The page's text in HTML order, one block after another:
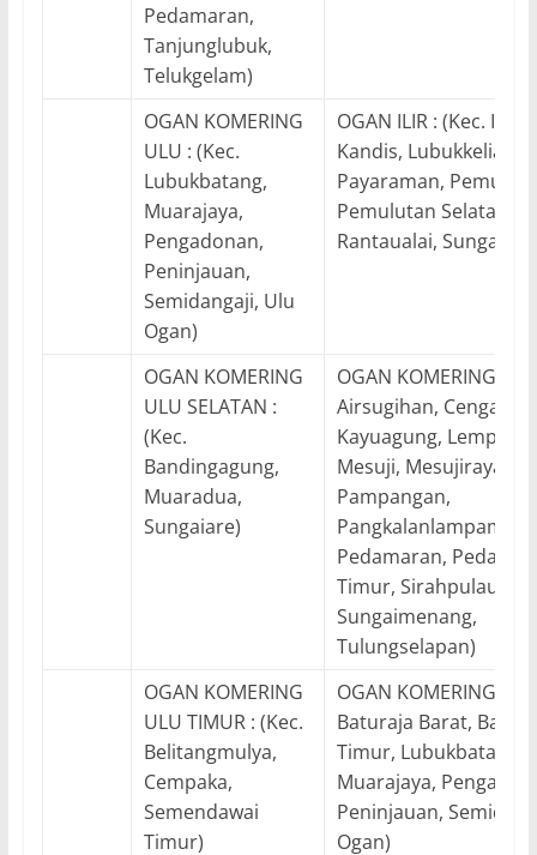
Pedamaran,
Tanjunglubuk,
Telukgelam)
OGAN KOMERING
ULU : (Kec.
Lubukbatang,
Muarajaya,
Pengadonan,
Peninjauan,
Semidangaji, Ulu
Ogan)
OGAN ILIR : (Kec.
Kandis, Lubukkeliat,
Payaraman,
Pemulutan Selatan,
Rantaualai,
OGAN KOMERING
ULU SELATAN :
(Kec.
Bandingagung,
Muaradua,
Sungaiare)
OGAN KOMERING
Airsugihan, Cengal,
Kayuagung,
Mesuji, Mesujiraya,
Pampangan,
Pangkalanlampam,
Pedamaran,
Timur,
Sungaimenang,
Tulungselapan)
OGAN KOMERING
ULU TIMUR : (Kec.
Belitangmulya,
Cempaka,
Semendawai
Timur)
OGAN KOMERING
Baturaja Barat,
Timur, Lubukbatang,
Muarajaya,
Peninjauan,
Ogan)